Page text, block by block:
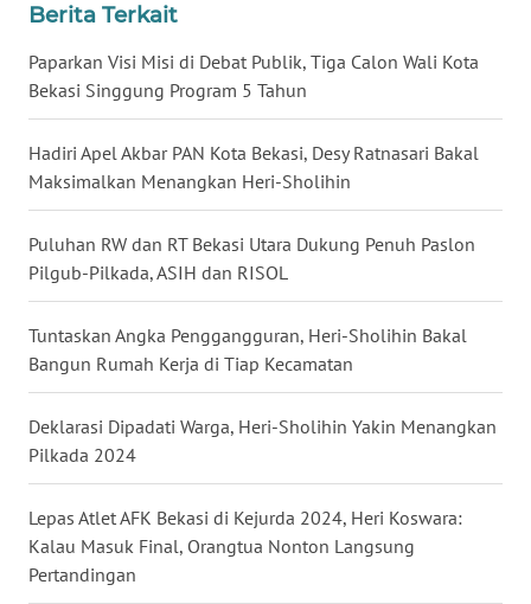
Berita Terkait
Paparkan Visi Misi di Debat Publik, Tiga Calon Wali Kota
Bekasi Singgung Program 5 Tahun
Hadiri Apel Akbar PAN Kota Bekasi, Desy Ratnasari Bakal
Maksimalkan Menangkan Heri-Sholihin
Puluhan RW dan RT Bekasi Utara Dukung Penuh Paslon
Pilgub-Pilkada, ASIH dan RISOL
Tuntaskan Angka Penggangguran, Heri-Sholihin Bakal
Bangun Rumah Kerja di Tiap Kecamatan
Deklarasi Dipadati Warga, Heri-Sholihin Yakin Menangkan
Pilkada 2024
Lepas Atlet AFK Bekasi di Kejurda 2024, Heri Koswara:
Kalau Masuk Final, Orangtua Nonton Langsung
Pertandingan
DANAU
WN
WN
TAPANULI
SELATAN
WN
TANJUNG
LESUNG
KARO